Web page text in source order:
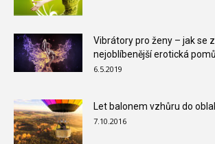
Vibrátory pro ženy – jak se
nejoblíbenější erotická
6.5.2019
Let balonem vzhůru do
7.10.2016